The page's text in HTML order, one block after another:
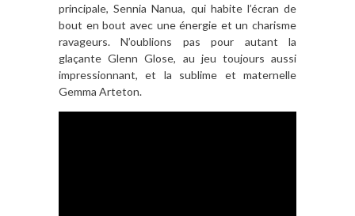
principale, Sennia Nanua, qui habite l’écran de
bout en bout avec une énergie et un charisme
ravageurs. N’oublions pas pour autant la
glaçante Glenn Glose, au jeu toujours aussi
impressionnant, et la sublime et maternelle
Gemma Arteton.